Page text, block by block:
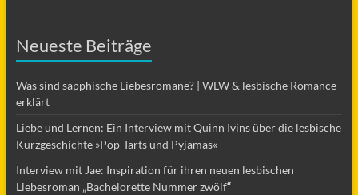
Neueste Beiträge
Was sind sapphische Liebesromane? | WLW & lesbische Romance
erklärt
Liebe und Lernen: Ein Interview mit Quinn Ivins über die lesbische
Kurzgeschichte »Pop-Tarts und Pyjamas«
Interview mit Jae: Inspiration für ihren neuen lesbischen
Liebesroman „Bachelorette Nummer zwölf“